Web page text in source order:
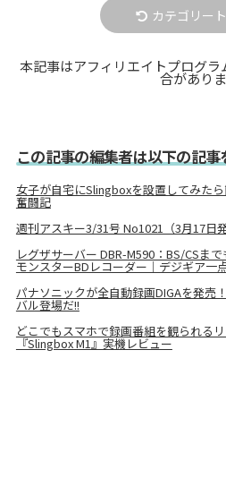
カテゴリー
本記事はアフィリエイトプログ
合があり
この記事の編集者は以下の記
女子が自宅にSlingboxを設置してみた
奮闘記
週刊アスキー3/31号 No1021（3月17日
レグザサーバー DBR-M590：BS/CSま
モンスターBDレコーダー｜デジギア一
パナソニックが全自動録画DIGAを発売
バル登場だ!!
どこでもスマホで録画番組を観られる
『Slingbox M1』実機レビュー